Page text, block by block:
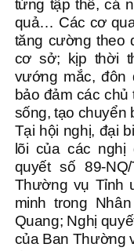
từng tập thể, cá
quả… Các cơ
tăng cường theo
cơ sở; kịp thời
vướng mắc, đôn
bảo đảm các
sống, tạo chuyển
Tại hội nghị, đại
lõi của các nghị
quyết số 89-
Thường vụ Tỉnh
minh trong
Quang; Nghị
của Ban Thường